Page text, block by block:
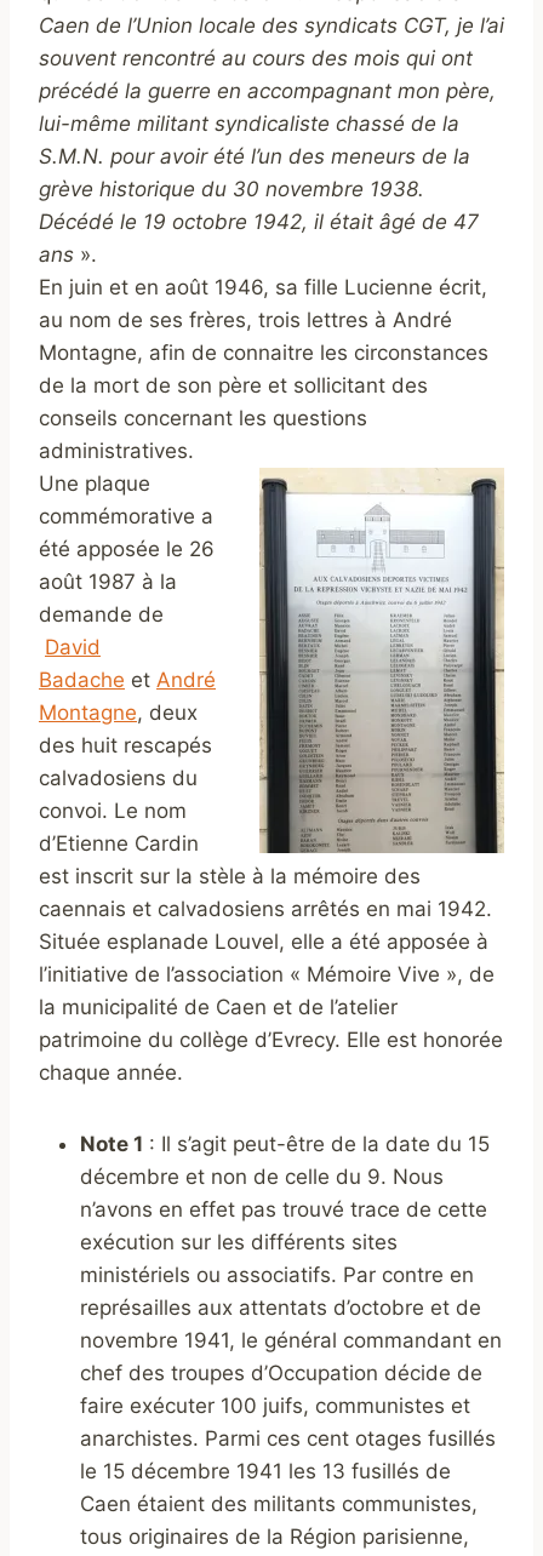
Caen de l’Union locale des syndicats CGT, je l’ai
souvent rencontré au cours des mois qui ont
précédé la guerre en accompagnant mon père,
lui-même militant syndicaliste chassé de la
S.M.N. pour avoir été l’un des meneurs de la
grève historique du 30 novembre 1938.
Décédé le 19 octobre 1942, il était âgé de 47
ans ».
En juin et en août 1946, sa fille Lucienne écrit,
au nom de ses frères, trois lettres à André
Montagne, afin de connaitre les circonstances
de la mort de son père et sollicitant des
conseils concernant les questions
administratives.
Une plaque
commémorative a
été apposée le 26
août 1987 à la
demande de
David
Badache et André
Montagne, deux
des huit rescapés
calvadosiens du
convoi. Le nom
d’Etienne Cardin
est inscrit sur la stèle à la mémoire des
caennais et calvadosiens arrêtés en mai 1942.
Située esplanade Louvel, elle a été apposée à
l’initiative de l’association « Mémoire Vive », de
la municipalité de Caen et de l’atelier
patrimoine du collège d’Evrecy. Elle est honorée
chaque année.
Note 1 : Il s’agit peut-être de la date du 15
décembre et non de celle du 9. Nous
n’avons en effet pas trouvé trace de cette
exécution sur les différents sites
ministériels ou associatifs. Par contre en
représailles aux attentats d’octobre et de
novembre 1941, le général commandant en
chef des troupes d’Occupation décide de
faire exécuter 100 juifs, communistes et
anarchistes. Parmi ces cent otages fusillés
le 15 décembre 1941 les 13 fusillés de
Caen étaient des militants communistes,
tous originaires de la Région parisienne,